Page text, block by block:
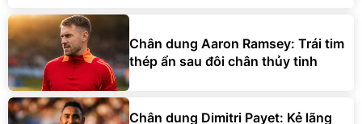
Chân dung Aaron Ramsey: Trái tim
thép ẩn sau đôi chân thủy tinh
Chân dung Dimitri Payet: Kẻ lãng